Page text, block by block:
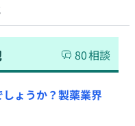
80相談
ょうか？製薬業界